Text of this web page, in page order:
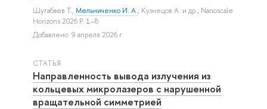
Шугабаев Т., Мельниченко И. А., Кузнецов А. и др., Nanoscale
Horizons 2026 P. 1–8
Добавлено: 9 апреля 2026 г.
СТАТЬЯ
Направленность вывода излучения из
кольцевых микролазеров с нарушенной
вращательной симметрией